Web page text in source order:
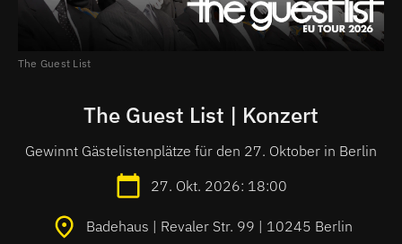
The Guest List
The Guest List | Konzert
Gewinnt Gästelistenplätze für den 27. Oktober in Berlin
27. Okt. 2026: 18:00
Badehaus | Revaler Str. 99 | 10245 Berlin